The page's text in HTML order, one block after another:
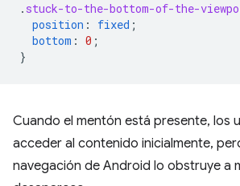
. stuck-to-the-bottom-of-the-
position : fixed ;
bottom : 0 ;
}
Cuando el mentón está presente, los
acceder al contenido inicialmente,
navegación de Android lo obstruye a